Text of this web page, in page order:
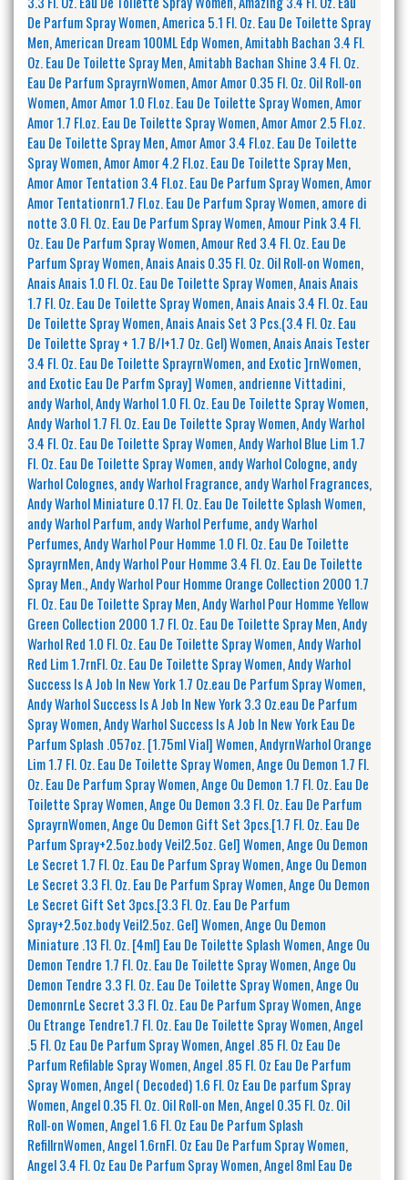
De Parfum Spray Women,America 5.1 Fl. Oz. Eau De Toilette Spray
Men,American Dream 100ML Edp Women,Amitabh Bachan 3.4 Fl.
Oz. Eau De Toilette Spray Men,Amitabh Bachan Shine 3.4 Fl. Oz.
Eau De Parfum SprayrnWomen,Amor Amor 0.35 Fl. Oz. Oil Roll-on
Women,Amor Amor 1.0 Fl.oz. Eau De Toilette Spray Women,Amor
Amor 1.7 Fl.oz. Eau De Toilette Spray Women,Amor Amor 2.5 Fl.oz.
Eau De Toilette Spray Men,Amor Amor 3.4 Fl.oz. Eau De Toilette
Spray Women,Amor Amor 4.2 Fl.oz. Eau De Toilette Spray Men,
Amor Amor Tentation 3.4 Fl.oz. Eau De Parfum Spray Women,Amor
Amor Tentationrn1.7 Fl.oz. Eau De Parfum Spray Women,amore di
notte 3.0 Fl. Oz. Eau De Parfum Spray Women,Amour Pink 3.4 Fl.
Oz. Eau De Parfum Spray Women,Amour Red 3.4 Fl. Oz. Eau De
Parfum Spray Women,Anais Anais 0.35 Fl. Oz. Oil Roll-on Women,
Anais Anais 1.0 Fl. Oz. Eau De Toilette Spray Women,Anais Anais
1.7 Fl. Oz. Eau De Toilette Spray Women,Anais Anais 3.4 Fl. Oz. Eau
De Toilette Spray Women,Anais Anais Set 3 Pcs.(3.4 Fl. Oz. Eau
De Toilette Spray + 1.7 B/l+1.7 Oz. Gel) Women,Anais Anais Tester
3.4 Fl. Oz. Eau De Toilette SprayrnWomen,and Exotic ]rnWomen,
and Exotic Eau De Parfm Spray] Women,andrienne Vittadini,
andy Warhol,Andy Warhol 1.0 Fl. Oz. Eau De Toilette Spray Women,
Andy Warhol 1.7 Fl. Oz. Eau De Toilette Spray Women,Andy Warhol
3.4 Fl. Oz. Eau De Toilette Spray Women,Andy Warhol Blue Lim 1.7
Fl. Oz. Eau De Toilette Spray Women,andy Warhol Cologne,andy
Warhol Colognes,andy Warhol Fragrance,andy Warhol Fragrances,
Andy Warhol Miniature 0.17 Fl. Oz. Eau De Toilette Splash Women,
andy Warhol Parfum,andy Warhol Perfume,andy Warhol
Perfumes,Andy Warhol Pour Homme 1.0 Fl. Oz. Eau De Toilette
SprayrnMen,Andy Warhol Pour Homme 3.4 Fl. Oz. Eau De Toilette
Spray Men.,Andy Warhol Pour Homme Orange Collection 2000 1.7
Fl. Oz. Eau De Toilette Spray Men,Andy Warhol Pour Homme Yellow
Green Collection 2000 1.7 Fl. Oz. Eau De Toilette Spray Men,Andy
Warhol Red 1.0 Fl. Oz. Eau De Toilette Spray Women,Andy Warhol
Red Lim 1.7rnFl. Oz. Eau De Toilette Spray Women,Andy Warhol
Success Is A Job In New York 1.7 Oz.eau De Parfum Spray Women,
Andy Warhol Success Is A Job In New York 3.3 Oz.eau De Parfum
Spray Women,Andy Warhol Success Is A Job In New York Eau De
Parfum Splash .057oz. [1.75ml Vial] Women,AndyrnWarhol Orange
Lim 1.7 Fl. Oz. Eau De Toilette Spray Women,Ange Ou Demon 1.7 Fl.
Oz. Eau De Parfum Spray Women,Ange Ou Demon 1.7 Fl. Oz. Eau De
Toilette Spray Women,Ange Ou Demon 3.3 Fl. Oz. Eau De Parfum
SprayrnWomen,Ange Ou Demon Gift Set 3pcs.[1.7 Fl. Oz. Eau De
Parfum Spray+2.5oz.body Veil2.5oz. Gel] Women,Ange Ou Demon
Le Secret 1.7 Fl. Oz. Eau De Parfum Spray Women,Ange Ou Demon
Le Secret 3.3 Fl. Oz. Eau De Parfum Spray Women,Ange Ou Demon
Le Secret Gift Set 3pcs.[3.3 Fl. Oz. Eau De Parfum
Spray+2.5oz.body Veil2.5oz. Gel] Women,Ange Ou Demon
Miniature .13 Fl. Oz. [4ml] Eau De Toilette Splash Women,Ange Ou
Demon Tendre 1.7 Fl. Oz. Eau De Toilette Spray Women,Ange Ou
Demon Tendre 3.3 Fl. Oz. Eau De Toilette Spray Women,Ange Ou
DemonrnLe Secret 3.3 Fl. Oz. Eau De Parfum Spray Women,Ange
Ou Etrange Tendre1.7 Fl. Oz. Eau De Toilette Spray Women,Angel
.5 Fl. Oz Eau De Parfum Spray Women,Angel .85 Fl. Oz Eau De
Parfum Refilable Spray Women,Angel .85 Fl. Oz Eau De Parfum
Spray Women,Angel ( Decoded) 1.6 Fl. Oz Eau De parfum Spray
Women,Angel 0.35 Fl. Oz. Oil Roll-on Men,Angel 0.35 Fl. Oz. Oil
Roll-on Women,Angel 1.6 Fl. Oz Eau De Parfum Splash
RefillrnWomen,Angel 1.6rnFl. Oz Eau De Parfum Spray Women,
Angel 3.4 Fl. Oz Eau De Parfum Spray Women,Angel 8ml Eau De